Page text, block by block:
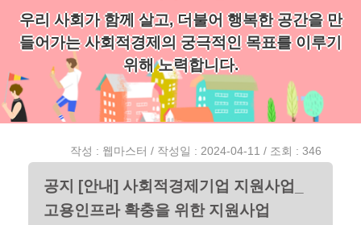
우리 사회가 함께 살고, 더불어 행복한 공간을 만
들어가는 사회적경제의 궁극적인 목표를 이루기
위해 노력합니다.
작성 : 웹마스터 / 작성일 : 2024-04-11 / 조회 : 346
공지 [안내] 사회적경제기업 지원사업_
고용인프라 확충을 위한 지원사업